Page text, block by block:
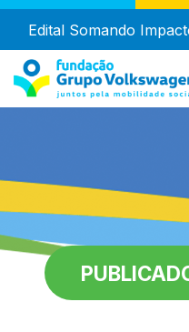
Edital Somando